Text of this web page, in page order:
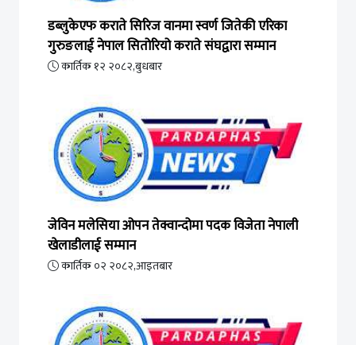
डब्लुकेएफ कराते सिरिज वानमा स्वर्ण जितेकी एरिका
गुरुङलाई नेपाल सितोरियो कराते संघद्वारा सम्मान
कार्तिक १२ २०८२,बुधबार
जेविन मलेसिया ओपन तेक्वान्दोमा पदक विजेता नेपाली
खेलाडीलाई सम्मान
कार्तिक ०२ २०८२,आइतबार